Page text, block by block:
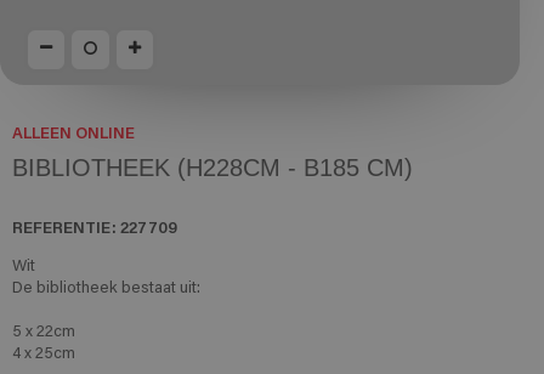
ALLEEN ONLINE
BIBLIOTHEEK (H228CM - B185 CM)
REFERENTIE: 227709
Wit
De bibliotheek bestaat uit:
5 x 22cm
4 x 25cm